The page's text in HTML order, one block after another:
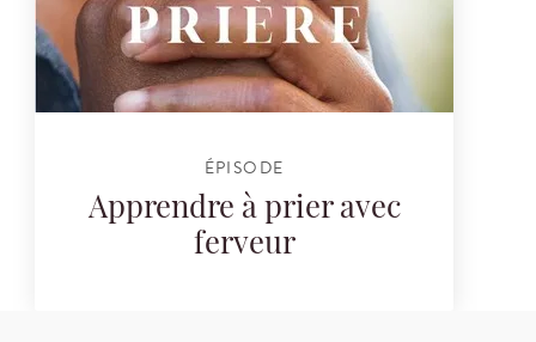
ÉPISODE
Apprendre à prier avec
ferveur